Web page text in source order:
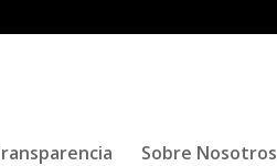
Sobre Nosotros